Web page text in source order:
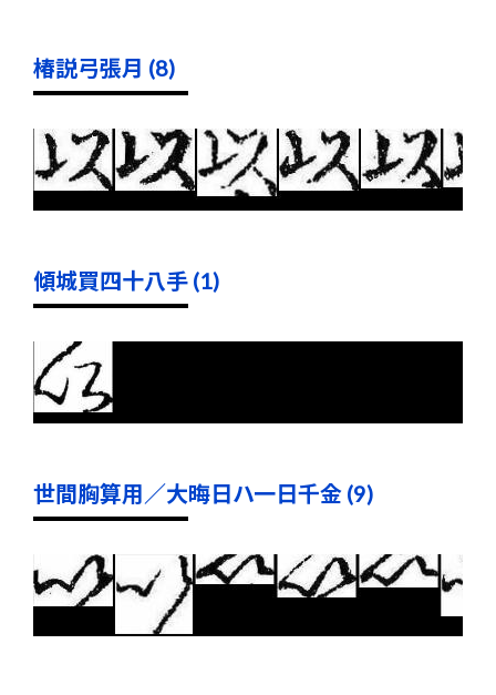
椿説弓張月 (8)
傾城買四十八手 (1)
世間胸算用／大晦日ハ一日千金 (9)